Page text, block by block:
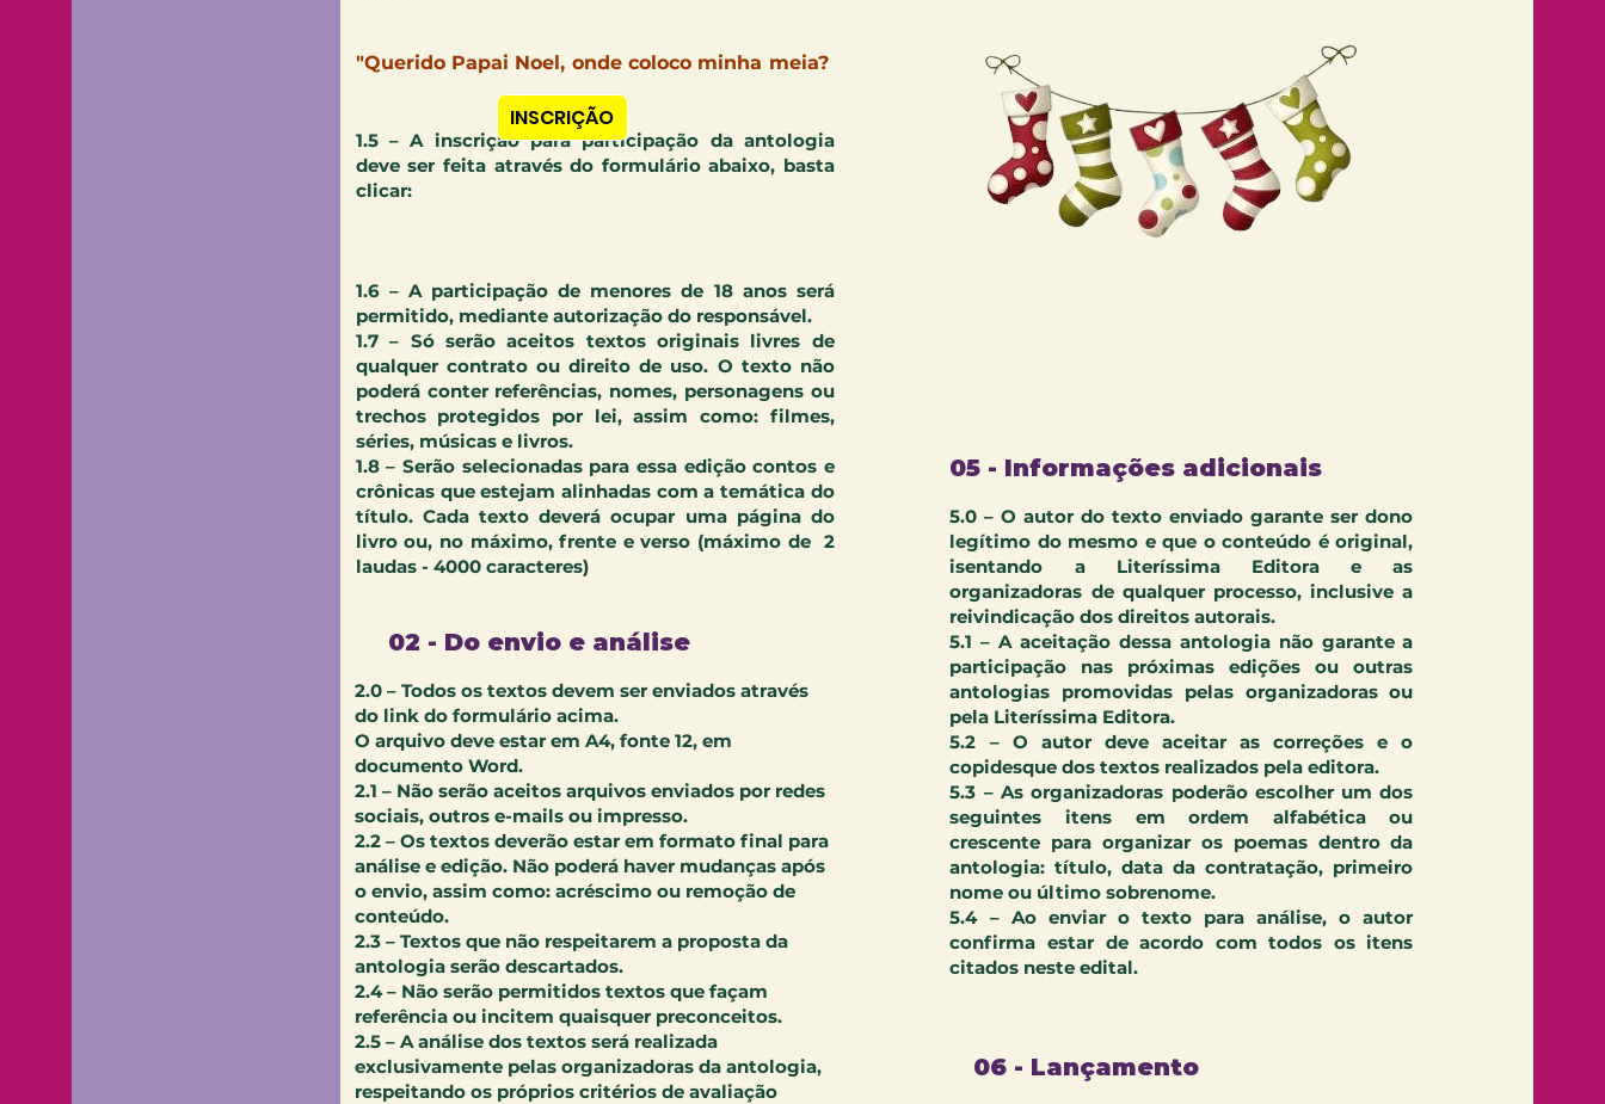
"Querido Papai Noel, onde coloco minha meia?
​1.5 – A inscrição para participação da antologia
deve ser feita através do formulário abaixo, basta
clicar:
1.6 – A participação de menores de 18 anos será
permitido, mediante autorização do responsável.
1.7 – Só serão aceitos textos originais livres de
qualquer contrato ou direito de uso. O texto não
poderá conter referências, nomes, personagens ou
trechos protegidos por lei, assim como: filmes,
séries, músicas e livros.
1.8 – Serão selecionadas para essa edição contos e
crônicas que estejam alinhadas com a temática do
título. Cada texto deverá ocupar uma página do
livro ou, no máximo, frente e verso (máximo de 2
laudas - 4000 caracteres)
INSCRIÇÃO
02 - Do envio e análise
2.0 – Todos os textos devem ser enviados através
do link do formulário acima.
O arquivo deve estar em A4, fonte 12, em
documento Word.
2.1 – Não serão aceitos arquivos enviados por redes
sociais, outros e-mails ou impresso.
2.2 – Os textos deverão estar em formato final para
análise e edição. Não poderá haver mudanças após
o envio, assim como: acréscimo ou remoção de
conteúdo.
2.3 – Textos que não respeitarem a proposta da
antologia serão descartados.
2.4 – Não serão permitidos textos que façam
referência ou incitem quaisquer preconceitos.
2.5 – A análise dos textos será realizada
exclusivamente pelas organizadoras da antologia,
respeitando os próprios critérios de avaliação
05 - Informações adicionais
5.0 – O autor do texto enviado garante ser dono
legítimo do mesmo e que o conteúdo é original,
isentando a Literíssima Editora e as
organizadoras de qualquer processo, inclusive a
reivindicação dos direitos autorais.
5.1 – A aceitação dessa antologia não garante a
participação nas próximas edições ou outras
antologias promovidas pelas organizadoras ou
pela Literíssima Editora.
5.2 – O autor deve aceitar as correções e o
copidesque dos textos realizados pela editora.
5.3 – As organizadoras poderão escolher um dos
seguintes itens em ordem alfabética ou
crescente para organizar os poemas dentro da
antologia: título, data da contratação, primeiro
nome ou último sobrenome.
5.4 – Ao enviar o texto para análise, o autor
confirma estar de acordo com todos os itens
citados neste edital.
06 - Lançamento